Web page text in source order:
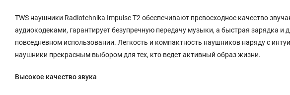
TWS наушники Radiotehnika Impulse T2 обеспечивают превосходное качество
аудиокодеками, гарантирует безупречную передачу музыки, а быстрая зарядка и
повседневном использовании. Легкость и компактность наушников наряду с
наушники прекрасным выбором для тех, кто ведет активный образ жизни.
Высокое качество звука